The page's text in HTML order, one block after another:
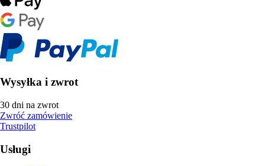
Wysyłka i zwrot
30 dni na zwrot
Zwróć zamówienie
Trustpilot
Usługi